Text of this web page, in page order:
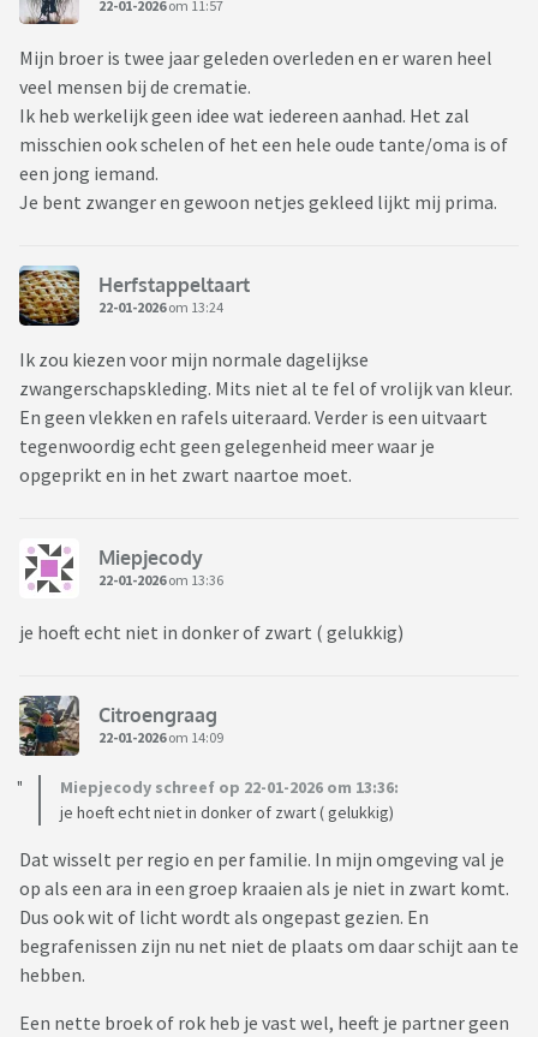
22-01-2026om 11:57
Mijn broer is twee jaar geleden overleden en er waren heel
veel mensen bij de crematie.
Ik heb werkelijk geen idee wat iedereen aanhad. Het zal
misschien ook schelen of het een hele oude tante/oma is of
een jong iemand.
Je bent zwanger en gewoon netjes gekleed lijkt mij prima.
Herfstappeltaart
22-01-2026om 13:24
Ik zou kiezen voor mijn normale dagelijkse
zwangerschapskleding. Mits niet al te fel of vrolijk van kleur.
En geen vlekken en rafels uiteraard. Verder is een uitvaart
tegenwoordig echt geen gelegenheid meer waar je
opgeprikt en in het zwart naartoe moet.
Miepjecody
22-01-2026om 13:36
je hoeft echt niet in donker of zwart ( gelukkig)
Citroengraag
22-01-2026om 14:09
Miepjecody schreef op 22-01-2026 om 13:36:
je hoeft echt niet in donker of zwart ( gelukkig)
Dat wisselt per regio en per familie. In mijn omgeving val je
op als een ara in een groep kraaien als je niet in zwart komt.
Dus ook wit of licht wordt als ongepast gezien. En
begrafenissen zijn nu net niet de plaats om daar schijt aan te
hebben.
Een nette broek of rok heb je vast wel, heeft je partner geen